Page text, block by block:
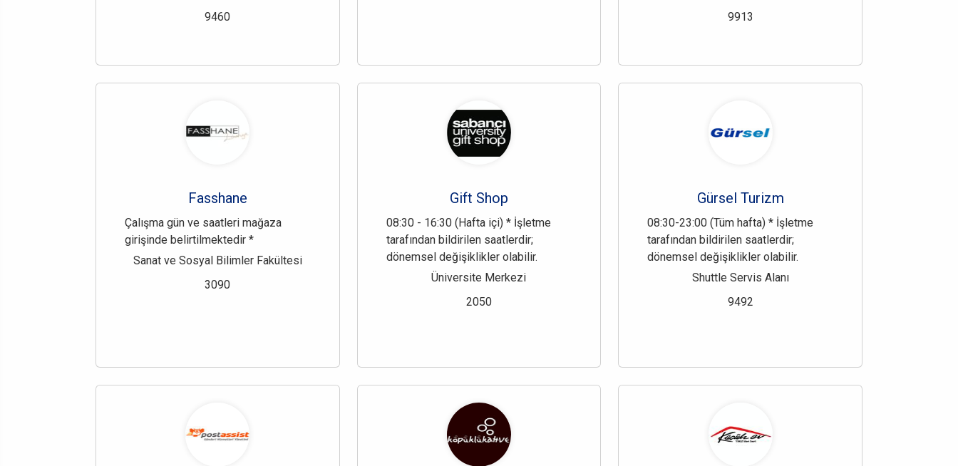
9460
9913
Fasshane
Çalışma gün ve saatleri mağaza
girişinde belirtilmektedir *
Sanat ve Sosyal Bilimler Fakültesi
3090
Gift Shop
08:30 - 16:30 (Hafta içi) * İşletme
tarafından bildirilen saatlerdir;
dönemsel değişiklikler olabilir.
Üniversite Merkezi
2050
Gürsel Turizm
08:30-23:00 (Tüm hafta) * İşletme
tarafından bildirilen saatlerdir;
dönemsel değişiklikler olabilir.
Shuttle Servis Alanı
9492